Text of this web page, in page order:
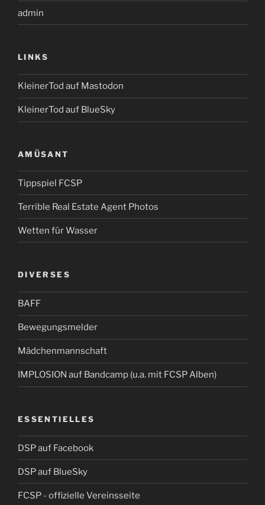
admin
LINKS
KleinerTod auf Mastodon
KleinerTod auf BlueSky
AMÜSANT
Tippspiel FCSP
Terrible Real Estate Agent Photos
Wetten für Wasser
DIVERSES
BAFF
Bewegungsmelder
Mädchenmannschaft
IMPLOSION auf Bandcamp (u.a. mit FCSP Alben)
ESSENTIELLES
DSP auf Facebook
DSP auf BlueSky
FCSP - offizielle Vereinsseite